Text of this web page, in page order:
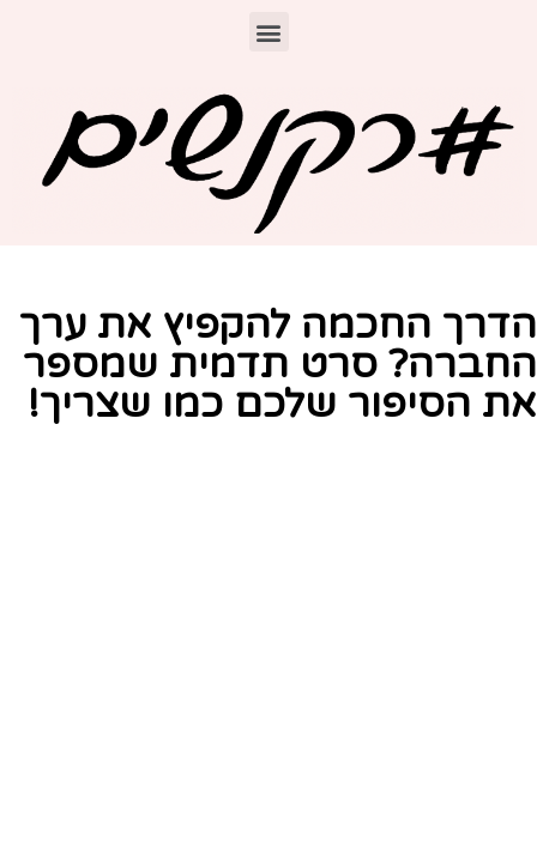
החכמה להקפיץ את ערך
סרט תדמית שמספר
הסיפור שלכם כמו שצריך!